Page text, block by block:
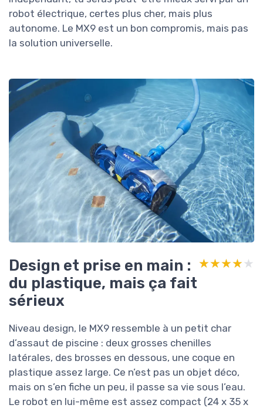
robot électrique, certes plus cher, mais plus
autonome. Le MX9 est un bon compromis, mais pas
la solution universelle.
Design et prise en main :
du plastique, mais ça fait
sérieux
★★★★★
★★★★★
Niveau design, le MX9 ressemble à un petit char
d’assaut de piscine : deux grosses chenilles
latérales, des brosses en dessous, une coque en
plastique assez large. Ce n’est pas un objet déco,
mais on s’en fiche un peu, il passe sa vie sous l’eau.
Le robot en lui-même est assez compact (24 x 35 x